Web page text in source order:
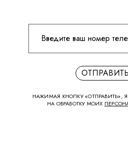
ОТПРАВИТЬ
НАЖИМАЯ КНОПКУ «ОТПРАВИТЬ»,
НА ОБРАБОТКУ МОИХ